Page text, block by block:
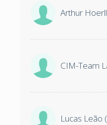
Arthur
CIM-Team
Lucas Leão